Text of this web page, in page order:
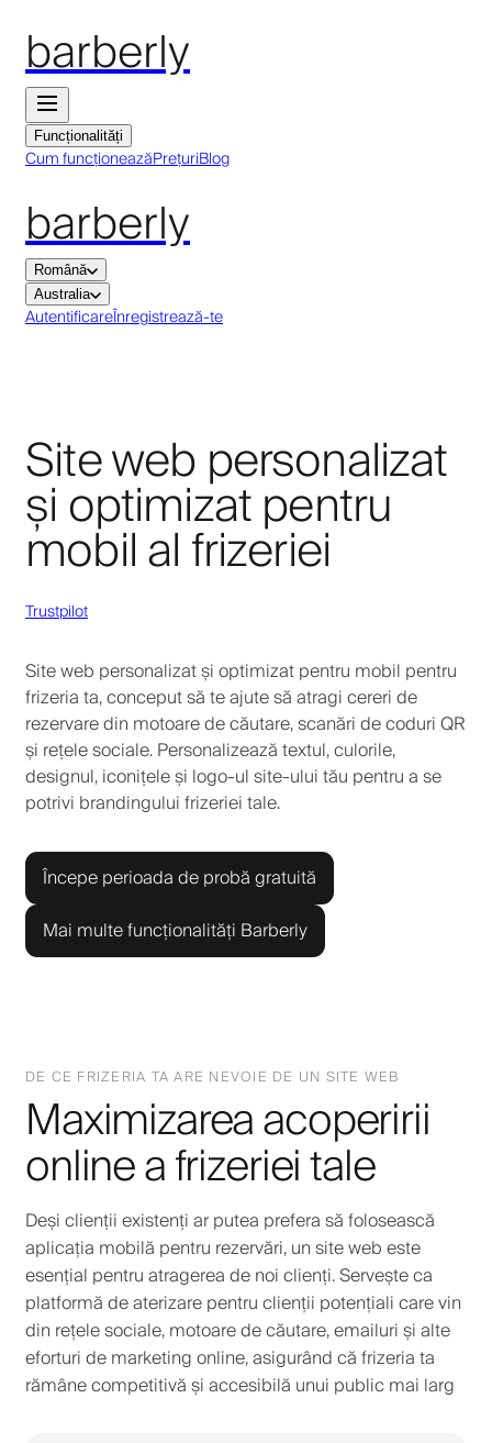
barberly
Funcționalități
Cum funcționeazăPrețuriBlog
barberly
Română
Australia
AutentificareÎnregistrează-te
Site web personalizat
și optimizat pentru
mobil al frizeriei
Trustpilot
Site web personalizat și optimizat pentru mobil pentru
frizeria ta, conceput să te ajute să atragi cereri de
rezervare din motoare de căutare, scanări de coduri QR
și rețele sociale. Personalizează textul, culorile,
designul, iconițele și logo-ul site-ului tău pentru a se
potrivi brandingului frizeriei tale.
Începe perioada de probă gratuită
Mai multe funcționalități Barberly
DE CE FRIZERIA TA ARE NEVOIE DE UN SITE WEB
Maximizarea acoperirii
online a frizeriei tale
Deși clienții existenți ar putea prefera să folosească
aplicația mobilă pentru rezervări, un site web este
esențial pentru atragerea de noi clienți. Servește ca
platformă de aterizare pentru clienții potențiali care vin
din rețele sociale, motoare de căutare, emailuri și alte
eforturi de marketing online, asigurând că frizeria ta
rămâne competitivă și accesibilă unui public mai larg